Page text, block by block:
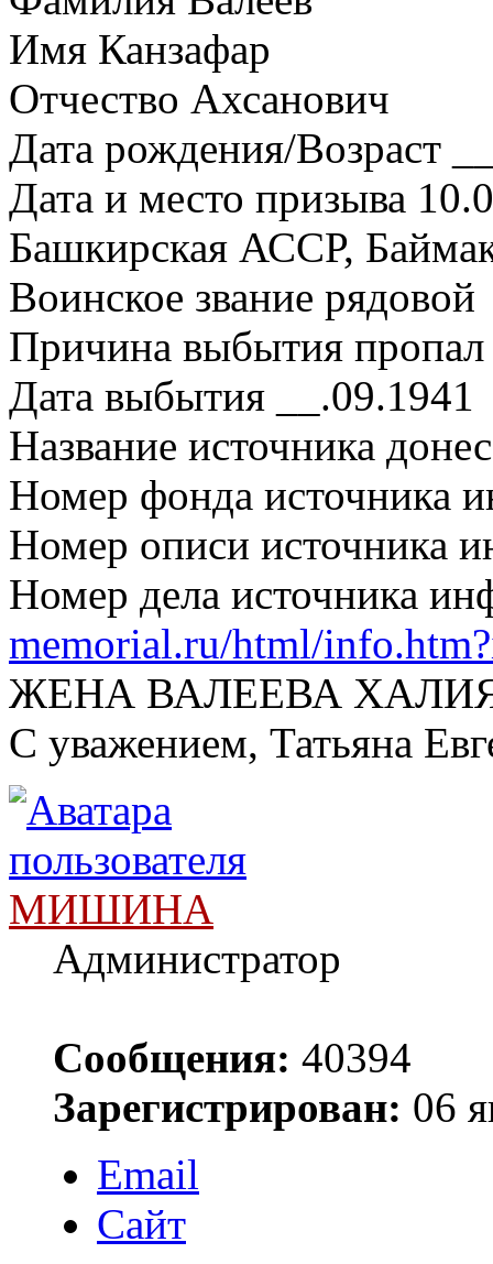
Имя Канзафар
Отчество Ахсанович
Дата рождения/Возраст
Дата и место призыва
Башкирская АССР,
Воинское звание рядовой
Причина выбытия пропал
Дата выбытия __.09.1941
Название источника
Номер фонда источника
Номер описи источника
Номер дела источника
memorial.ru/html/
ЖЕНА ВАЛЕЕВА
С уважением, Татьяна
МИШИНА
Администратор
Сообщения: 40394
Зарегистрирован: 06
Email
Сайт